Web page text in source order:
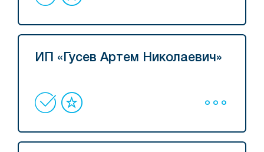
ИП «Гусев Артем Николаевич»